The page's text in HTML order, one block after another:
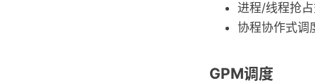
进程/线程抢
协程协作式调
GPM调度